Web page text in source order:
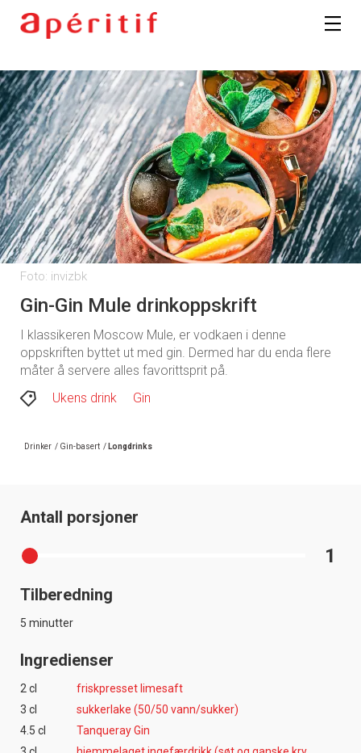
Foto: invizbk
Gin-Gin Mule drinkoppskrift
I klassikeren Moscow Mule, er vodkaen i denne
oppskriften byttet ut med gin. Dermed har du enda flere
måter å servere alles favorittsprit på.
Ukens drink
Gin
Drinker / Gin-basert / Longdrinks
Antall porsjoner
1
Tilberedning
5 minutter
Ingredienser
2 cl
friskpresset limesaft
3 cl
sukkerlake (50/50 vann/sukker)
4.5 cl
Tanqueray Gin